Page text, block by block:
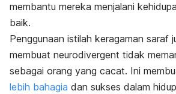
membantu mereka menjalani
baik.
Penggunaan istilah keragaman saraf
membuat neurodivergent tidak
sebagai orang yang cacat. Ini
lebih bahagia dan sukses dalam